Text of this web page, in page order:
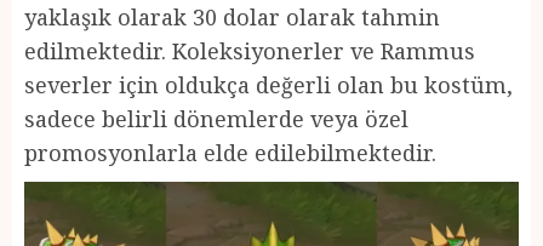
yaklaşık olarak 30 dolar olarak tahmin
edilmektedir. Koleksiyonerler ve Rammus
severler için oldukça değerli olan bu kostüm,
sadece belirli dönemlerde veya özel
promosyonlarla elde edilebilmektedir.